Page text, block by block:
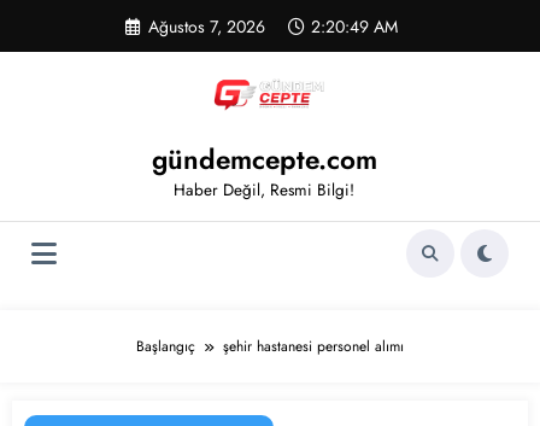
Ağustos 7, 2026 2:20:50 AM
gündemcepte.com
Haber Değil, Resmi Bilgi!
Başlangıç şehir hastanesi personel alımı